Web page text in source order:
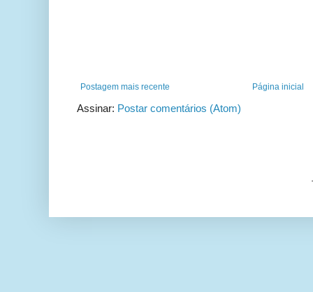
Postagem mais recente Página inicial
Assinar: Postar comentários (Atom)